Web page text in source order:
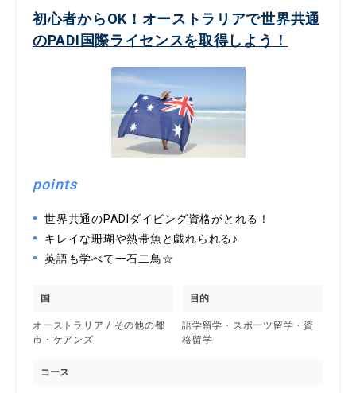
初心者からOK！オーストラリアで世界共通
のPADI国際ライセンスを取得しよう！
points
世界共通のPADIダイビング資格がとれる！
キレイな珊瑚や熱帯魚と戯れられる♪
英語も学べて一石二鳥☆
国
オーストラリア / その他の都
市・ケアンズ
目的
語学留学・スポーツ留学・資
格留学
コース